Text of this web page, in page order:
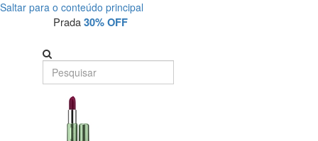
Saltar para o conteúdo principal
Prada30% OFF